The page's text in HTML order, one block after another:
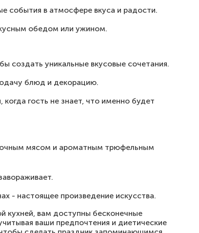
события в атмосфере вкуса и радости.
обедом или ужином.
создать уникальные вкусовые сочетания.
блюд и декорацию.
гость не знает, что именно будет
мясом и ароматным трюфельным
- настоящее произведение искусства.
кухней, вам доступны бесконечные
ваши предпочтения и диетические